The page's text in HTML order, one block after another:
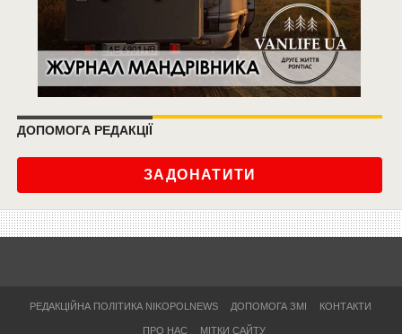
ДОПОМОГА РЕДАКЦІЇ
ЗАДОНАТИТИ
РЕДАКЦІЙНА ПОЛІТИКА NIKOPOLNEWS ДОПОМОГА ЗМІ КОНТАКТИ
ПРО НАС МІТКИ САЙТУ